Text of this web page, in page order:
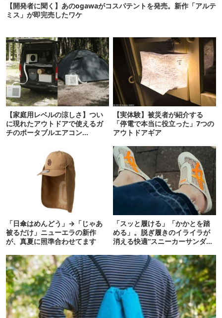
【開発者に聞く】あのogawaがコスパテントを発売。新作「アルテ
ミス」が即完売したワケ
【家庭用レベルの涼しさ】つい
に現れたアウトドアで使えるガ
チのポータブルエアコン
【実体験】被災者が紹介する
「停電で本当に役立った」7つの
アウトドアギア
「日傘はめんどう」→「じゃあ
被るだけ」ニューエラの新作
が、真夏に照準合わせてます
「スッと履ける」「かかとを踏
める」。脱ぎ履きのイライラが
消える快適“スニーカーサンダ